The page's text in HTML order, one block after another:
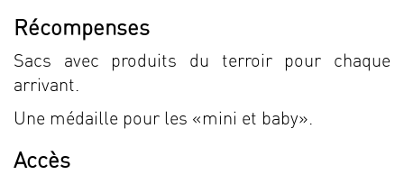
Récompenses
Sacs avec produits du terroir pour chaque
arrivant.
Une médaille pour les «mini et baby».
Accès